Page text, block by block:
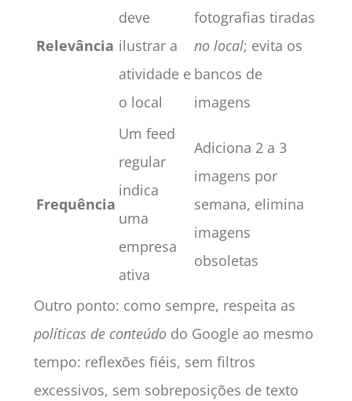
Relevância
deve
ilustrar a
atividade e
o local
fotografias tiradas
no local; evita os
bancos de
imagens
Frequência
Um feed
regular
indica
uma
empresa
ativa
Adiciona 2 a 3
imagens por
semana, elimina
imagens
obsoletas
Outro ponto: como sempre, respeita as
políticas de conteúdodo Google ao mesmo
tempo: reflexões fiéis, sem filtros
excessivos, sem sobreposições de texto